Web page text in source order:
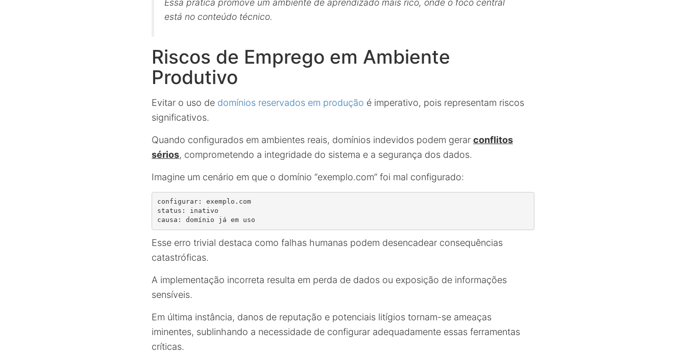
Essa prática promove um ambiente de aprendizado mais rico, onde o foco central
está no conteúdo técnico.
Riscos de Emprego em Ambiente
Produtivo
Evitar o uso de domínios reservados em produção é imperativo, pois representam riscos
significativos.
Quando configurados em ambientes reais, domínios indevidos podem gerar conflitos
sérios, comprometendo a integridade do sistema e a segurança dos dados.
Imagine um cenário em que o domínio “exemplo.com” foi mal configurado:
configurar: exemplo.com
status: inativo
Esse erro trivial destaca como falhas humanas podem desencadear consequências
catastróficas.
A implementação incorreta resulta em perda de dados ou exposição de informações
sensíveis.
Em última instância, danos de reputação e potenciais litígios tornam-se ameaças
iminentes, sublinhando a necessidade de configurar adequadamente essas ferramentas
críticas.